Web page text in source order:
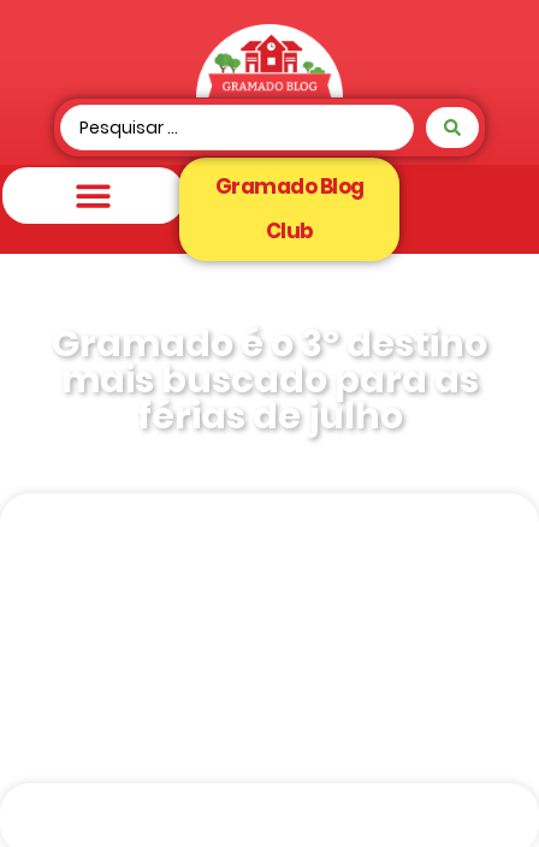
Gramado Blog
Club
Gramado é o 3º destino
mais buscado para as
férias de julho